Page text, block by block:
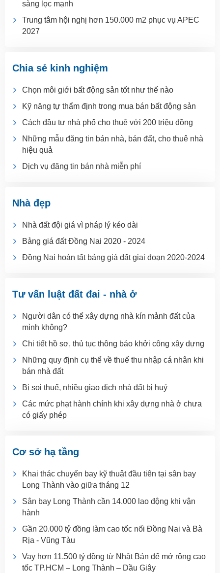
sàng lọc mạnh
Trung tâm hội nghị hơn 150.000 m2 phục vụ APEC
2027
Chia sẻ kinh nghiệm
Chọn môi giới bất động sản tốt như thế nào
Kỹ năng tự thẩm định trong mua bán bất động sản
Cách đầu tư nhà phố cho thuê với 200 triệu đồng
Những mẫu đăng tin bán nhà, bán đất, cho thuê nhà
hiệu quả
Dịch vụ đăng tin bán nhà miễn phí
Nhà đẹp
Nhà đất đội giá vì pháp lý kéo dài
Bảng giá đất Đồng Nai 2020 - 2024
Đồng Nai hoàn tất bảng giá đất giai đoạn 2020-2024
Tư vấn luật đất đai - nhà ở
Người dân có thể xây dựng nhà kín mảnh đất của
mình không?
Chi tiết hồ sơ, thủ tục thông báo khởi công xây dựng
Những quy định cụ thể về thuế thu nhập cá nhân khi
bán nhà đất
Bị soi thuế, nhiều giao dịch nhà đất bị huỷ
Các mức phạt hành chính khi xây dựng nhà ở chưa
có giấy phép
Cơ sở hạ tầng
Khai thác chuyến bay kỹ thuật đầu tiên tại sân bay
Long Thành vào giữa tháng 12
Sân bay Long Thành cần 14.000 lao động khi vận
hành
Gần 20.000 tỷ đồng làm cao tốc nối Đồng Nai và Bà
Rịa - Vũng Tàu
Vay hơn 11.500 tỷ đồng từ Nhật Bản để mở rộng cao
tốc TP.HCM – Long Thành – Dầu Giây